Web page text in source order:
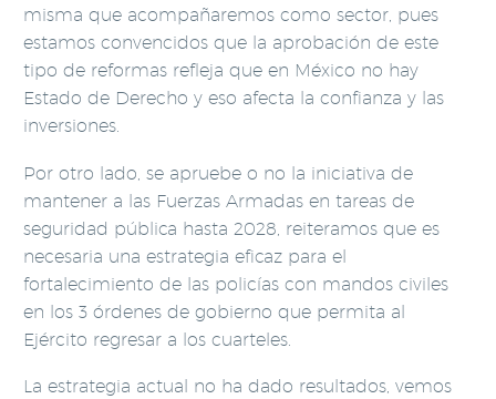
misma que acompañaremos como sector, pues
estamos convencidos que la aprobación de este
tipo de reformas refleja que en México no hay
Estado de Derecho y eso afecta la confianza y las
inversiones.
Por otro lado, se apruebe o no la iniciativa de
mantener a las Fuerzas Armadas en tareas de
seguridad pública hasta 2028, reiteramos que es
necesaria una estrategia eficaz para el
fortalecimiento de las policías con mandos civiles
en los 3 órdenes de gobierno que permita al
Ejército regresar a los cuarteles.
La estrategia actual no ha dado resultados, vemos